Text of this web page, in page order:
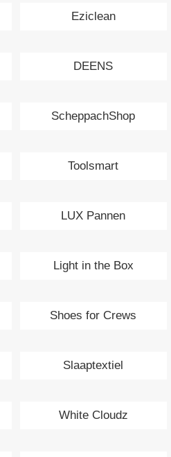
Eziclean
DEENS
ScheppachShop
Toolsmart
LUX Pannen
Light in the Box
Shoes for Crews
Slaaptextiel
White Cloudz